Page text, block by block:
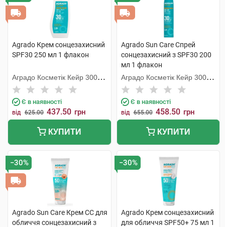
Agrado Крем сонцезахисний
SPF30 250 мл 1 флакон
Аградо Косметік Кейр 3000
С.Л.У.
Є в наявності
від 625.00 437.50 грн
КУПИТИ
Agrado Sun Care Спрей
сонцезахисний з SPF30 200
мл 1 флакон
Аградо Косметік Кейр 3000
С.Л.У.
Є в наявності
від 655.00 458.50 грн
КУПИТИ
−30%
Agrado Sun Care Крем СС для
обличчя сонцезахисний з
−30%
Agrado Крем сонцезахисний
для обличчя SPF50+ 75 мл 1